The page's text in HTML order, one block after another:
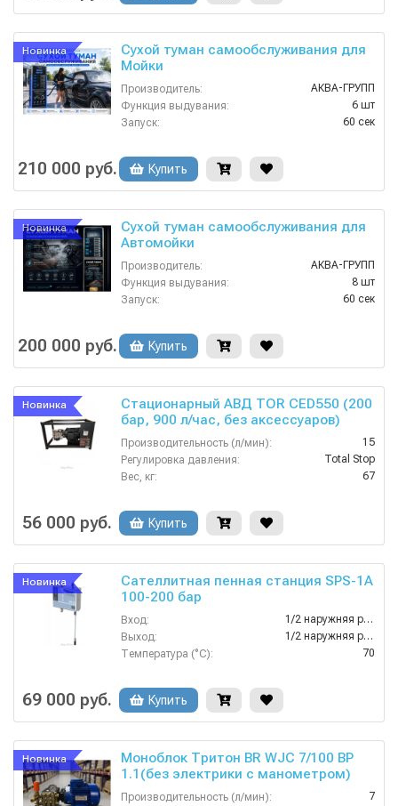
Новинка
Сухой туман самообслуживания для
Мойки
Производитель:
АКВА-ГРУПП
Функция выдувания:
6 шт
Запуск:
60 сек
Гарантия:
210 000 руб. Купить
Новинка
Сухой туман самообслуживания для
Автомойки
Производитель:
АКВА-ГРУПП
Функция выдувания:
8 шт
Запуск:
60 сек
Мощность (кВт):
200 000 руб. Купить
Новинка
Стационарный АВД TOR CED550 (200
бар, 900 л/час, без аксессуаров)
Производительность (л/мин):
15
Регулировка давления:
Total Stop
Вес, кг:
67
Напряжение (В):
56 000 руб. Купить
Новинка
Сателлитная пенная станция SPS-1A
100-200 бар
Вход:
1/2 наружняя резьба
Выход:
1/2 наружняя резьба
Температура (°C):
70
Материал корпуса:
69 000 руб. Купить
Новинка
Моноблок Тритон BR WJC 7/100 BP
1.1(без электрики с манометром)
Производительность (л/мин):
7